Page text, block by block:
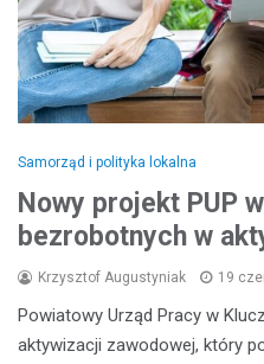
Samorząd i polityka lokalna
Nowy projekt PUP
bezrobotnych w
Krzysztof Augustyniak 19
Powiatowy Urząd Pracy w
aktywizacji zawodowej, który